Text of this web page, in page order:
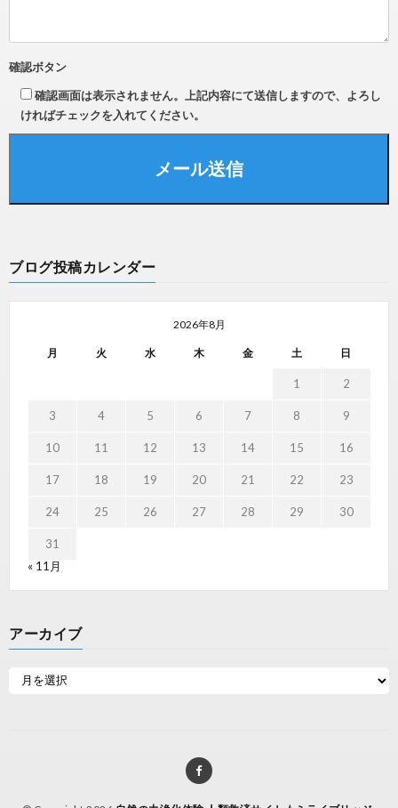
確認ボタン
確認画面は表示されません。上記内容にて送信しますので、よろし
ければチェックを入れてください。
ブログ投稿カレンダー
2026年8月
月 火 水 木 金 土 日
1 2
3 4 5 6 7 8 9
10 11 12 13 14 15 16
17 18 19 20 21 22 23
24 25 26 27 28 29 30
31
« 11月
アーカイブ